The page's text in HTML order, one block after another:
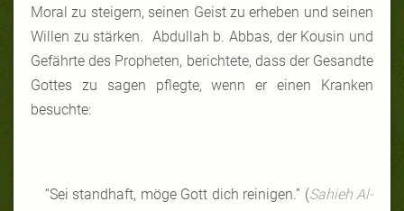
Moral zu steigern, seinen Geist zu erheben und seinen
Willen zu stärken. Abdullah b. Abbas, der Kousin und
Gefährte des Propheten, berichtete, dass der Gesandte
Gottes zu sagen pflegte, wenn er einen Kranken
besuchte:
“Sei standhaft, möge Gott dich reinigen.” (Sahieh Al-